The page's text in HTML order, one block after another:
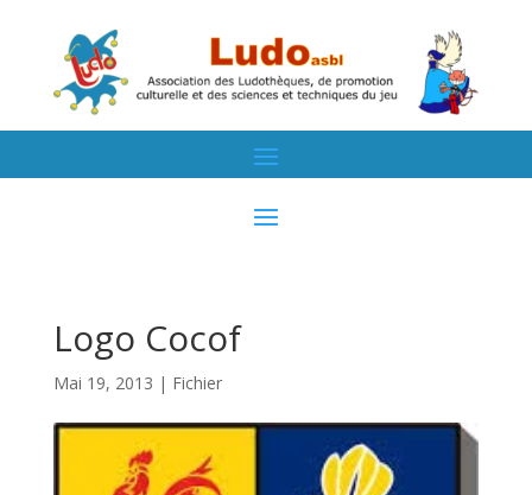
Logo Cocof
Mai 19, 2013 | Fichier